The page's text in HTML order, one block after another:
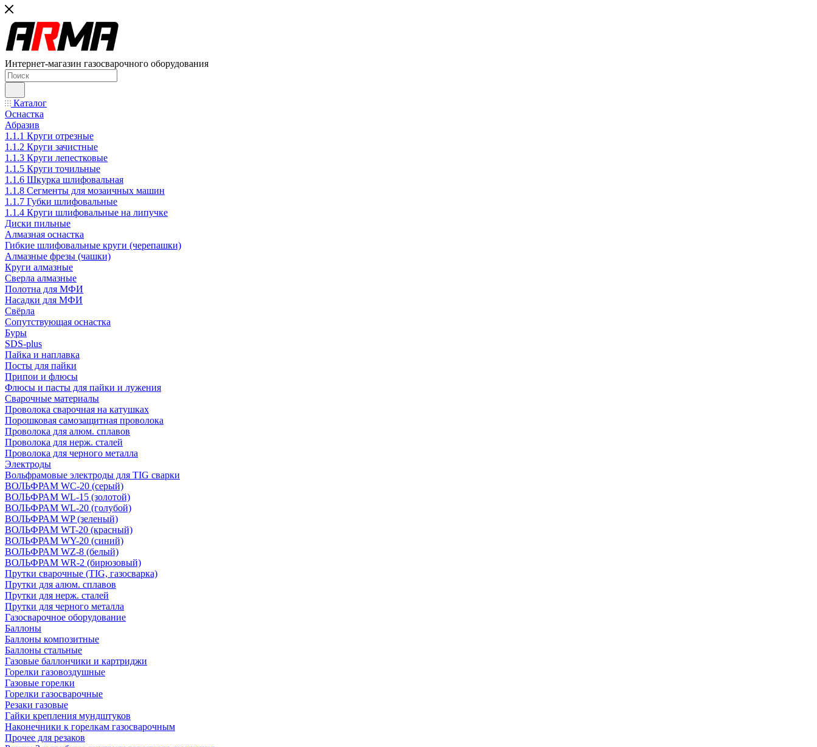
Интернет-магазин газосварочного оборудования
Каталог
Оснастка
Абразив
1.1.1 Круги отрезные
1.1.2 Круги зачистные
1.1.3 Круги лепестковые
1.1.5 Круги точильные
1.1.6 Шкурка шлифовальная
1.1.8 Сегменты для мозаичных машин
1.1.7 Губки шлифовальные
1.1.4 Круги шлифовальные на липучке
Диски пильные
Алмазная оснастка
Гибкие шлифовальные круги (черепашки)
Алмазные фрезы (чашки)
Круги алмазные
Сверла алмазные
Полотна для МФИ
Насадки для МФИ
Свёрла
Сопутствующая оснастка
Буры
SDS-plus
Пайка и наплавка
Посты для пайки
Припои и флюсы
Флюсы и пасты для пайки и лужения
Сварочные материалы
Проволока сварочная на катушках
Порошковая самозащитная проволока
Проволока для алюм. сплавов
Проволока для нерж. сталей
Проволока для черного металла
Электроды
Вольфрамовые электроды для TIG сварки
ВОЛЬФРАМ WC-20 (серый)
ВОЛЬФРАМ WL-15 (золотой)
ВОЛЬФРАМ WL-20 (голубой)
ВОЛЬФРАМ WP (зеленый)
ВОЛЬФРАМ WT-20 (красный)
ВОЛЬФРАМ WY-20 (синий)
ВОЛЬФРАМ WZ-8 (белый)
ВОЛЬФРАМ WR-2 (бирюзовый)
Прутки сварочные (TIG, газосварка)
Прутки для алюм. сплавов
Прутки для нерж. сталей
Прутки для черного металла
Газосварочное оборудование
Баллоны
Баллоны композитные
Баллоны стальные
Газовые баллончики и картриджи
Горелки газовоздушные
Газовые горелки
Горелки газосварочные
Резаки газовые
Гайки крепления мундштуков
Наконечники к горелкам газосварочным
Прочее для резаков